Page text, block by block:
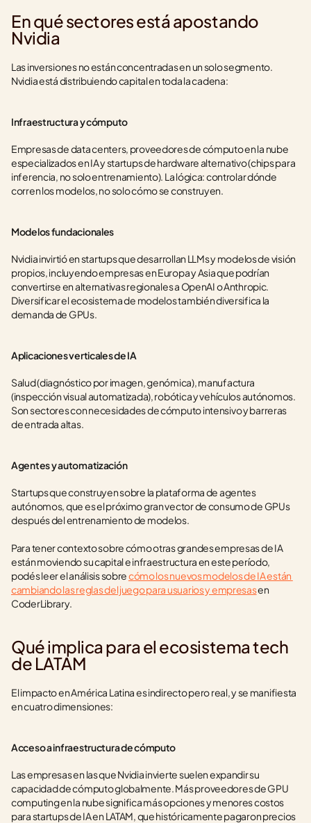
En qué sectores está apostando
Nvidia
Las inversiones no están concentradas en un solo segmento.
Nvidia está distribuiendo capital en toda la cadena:
Infraestructura y cómputo
Empresas de data centers, proveedores de cómputo en la nube
especializados en IA y startups de hardware alternativo (chips para
inferencia, no solo entrenamiento). La lógica: controlar dónde
corren los modelos, no solo cómo se construyen.
Modelos fundacionales
Nvidia invirtió en startups que desarrollan LLMs y modelos de visión
propios, incluyendo empresas en Europa y Asia que podrían
convertirse en alternativas regionales a OpenAI o Anthropic.
Diversificar el ecosistema de modelos también diversifica la
demanda de GPUs.
Aplicaciones verticales de IA
Salud (diagnóstico por imagen, genómica), manufactura
(inspección visual automatizada), robótica y vehículos autónomos.
Son sectores con necesidades de cómputo intensivo y barreras
de entrada altas.
Agentes y automatización
Startups que construyen sobre la plataforma de agentes
autónomos, que es el próximo gran vector de consumo de GPUs
después del entrenamiento de modelos.
Para tener contexto sobre cómo otras grandes empresas de IA
están moviendo su capital e infraestructura en este período,
podés leer el análisis sobre cómo los nuevos modelos de IA están
cambiando las reglas del juego para usuarios y empresas en
CoderLibrary.
Qué implica para el ecosistema tech
de LATAM
El impacto en América Latina es indirecto pero real, y se manifiesta
en cuatro dimensiones:
Acceso a infraestructura de cómputo
Las empresas en las que Nvidia invierte suelen expandir su
capacidad de cómputo globalmente. Más proveedores de GPU
computing en la nube significa más opciones y menores costos
para startups de IA en LATAM, que históricamente pagaron precios